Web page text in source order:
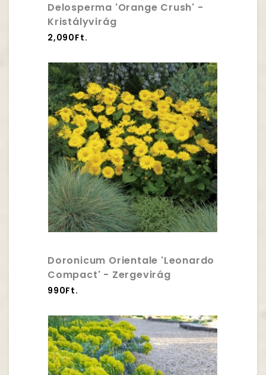
Delosperma 'Orange Crush' -
Kristályvirág
2,090Ft.
Doronicum Orientale 'Leonardo
Compact' - Zergevirág
990Ft.